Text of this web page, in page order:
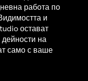
работа по
и
остават
на
само с ваше